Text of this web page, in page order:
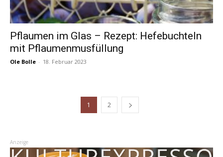
Pflaumen im Glas – Rezept: Hefebuchteln
mit Pflaumenmusfüllung
Ole Bolle - 18. Februar 2023
1 2
Anzeige